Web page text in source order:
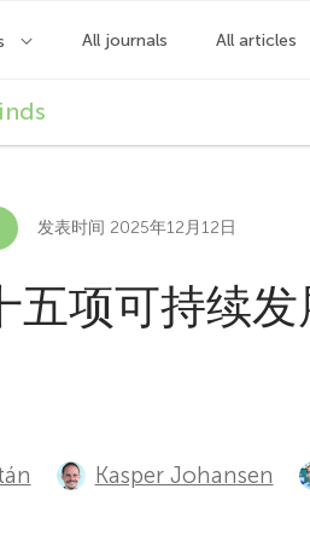
发表时间 2025年12月12日
五项可持续
Kasper Johansen